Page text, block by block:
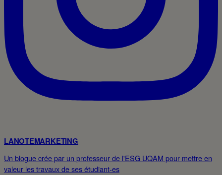
LANOTEMARKETING
Un blogue crée par un professeur de l'ESG UQAM pour mettre en
valeur les travaux de ses étudiant-es